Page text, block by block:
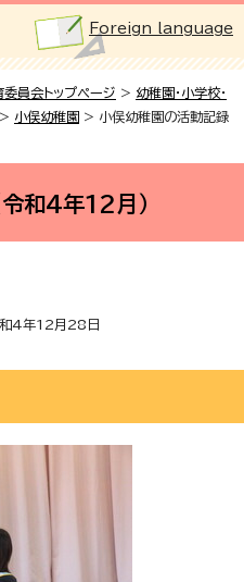
Foreign language
員会トップページ > 幼稚園・小学校・
> 小俣幼稚園 > 小俣幼稚園の活動記録
和4年12月）
4年12月28日